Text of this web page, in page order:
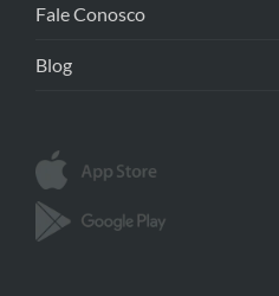
Fale Conosco
Blog